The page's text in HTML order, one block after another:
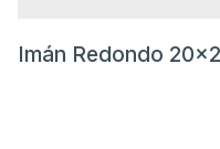
Imán Redondo